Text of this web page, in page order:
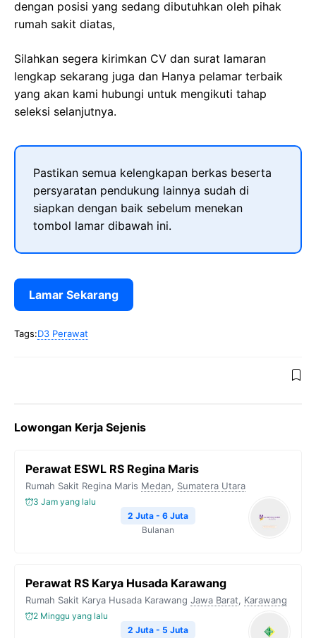
dengan posisi yang sedang dibutuhkan oleh pihak
rumah sakit diatas,
Silahkan segera kirimkan CV dan surat lamaran
lengkap sekarang juga dan Hanya pelamar terbaik
yang akan kami hubungi untuk mengikuti tahap
seleksi selanjutnya.
Pastikan semua kelengkapan berkas beserta
persyaratan pendukung lainnya sudah di
siapkan dengan baik sebelum menekan
tombol lamar dibawah ini.
Lamar Sekarang
Tags:D3 Perawat
Lowongan Kerja Sejenis
Perawat ESWL RS Regina Maris
Rumah Sakit Regina Maris Medan, Sumatera Utara
3 Jam yang lalu
2 Juta - 6 Juta
Bulanan
Perawat RS Karya Husada Karawang
Rumah Sakit Karya Husada Karawang Jawa Barat, Karawang
2 Minggu yang lalu
2 Juta - 5 Juta